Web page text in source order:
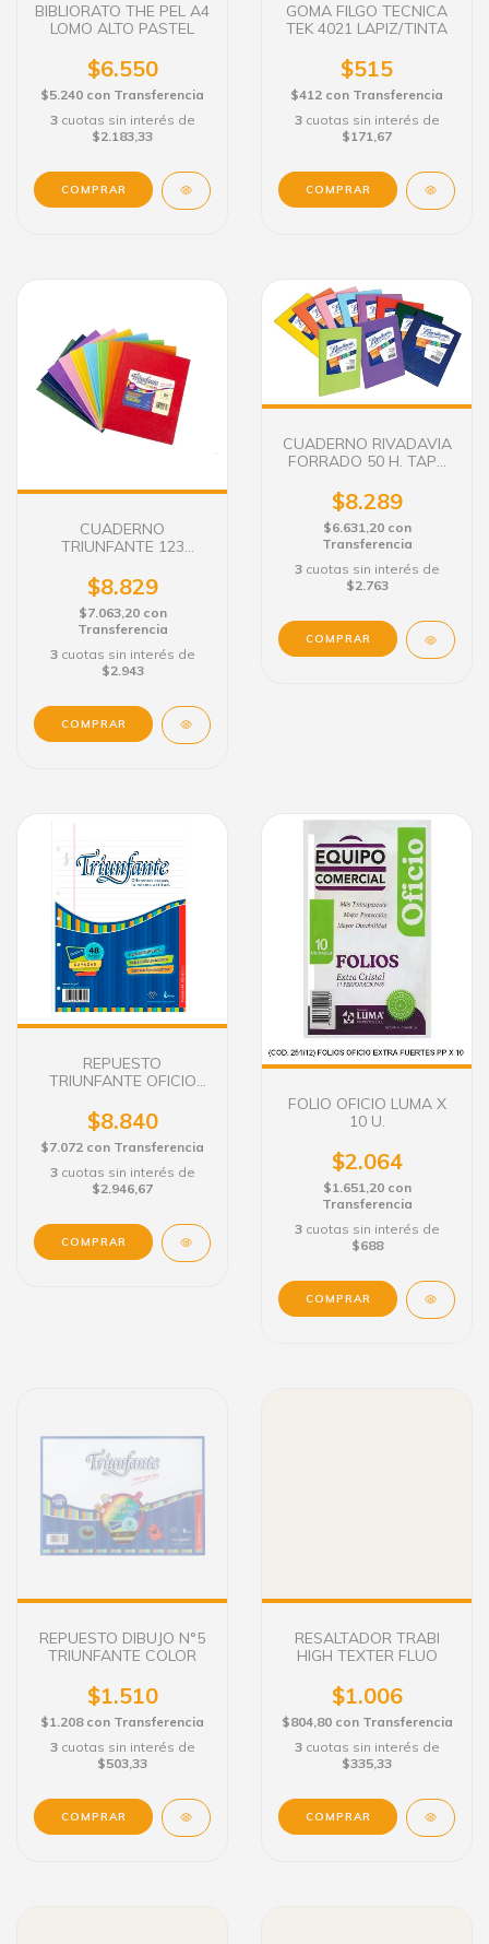
BIBLIORATO THE PEL A4
LOMO ALTO PASTEL
$6.550
$5.240 con Transferencia
3 cuotas sin interés de
$2.183,33
COMPRAR
GOMA FILGO TECNICA
TEK 4021 LAPIZ/TINTA
$515
$412 con Transferencia
3 cuotas sin interés de
$171,67
CUADERNO
TRIUNFANTE 123
TAPA DURA
$8.829
$7.063,20 con
Transferencia
3 cuotas sin interés de
$2.943
COMPRAR
CUADERNO RIVADAVIA
FORRADO 50 H. TAPA
$8.289
$6.631,20 con
Transferencia
3 cuotas sin interés de
$2.763
COMPRAR
REPUESTO
TRIUNFANTE OFICIO
$8.840
$7.072 con Transferencia
3 cuotas sin interés de
$2.946,67
FOLIO OFICIO LUMA X
10 U.
$2.064
$1.651,20 con
Transferencia
3 cuotas sin interés de
$688
REPUESTO DIBUJO N°5
TRIUNFANTE COLOR
$1.510
$1.208 con Transferencia
3 cuotas sin interés de
$503,33
RESALTADOR TRABI
HIGH TEXTER FLUO
$1.006
$804,80 con Transferencia
3 cuotas sin interés de
$335,33
COMPRAR